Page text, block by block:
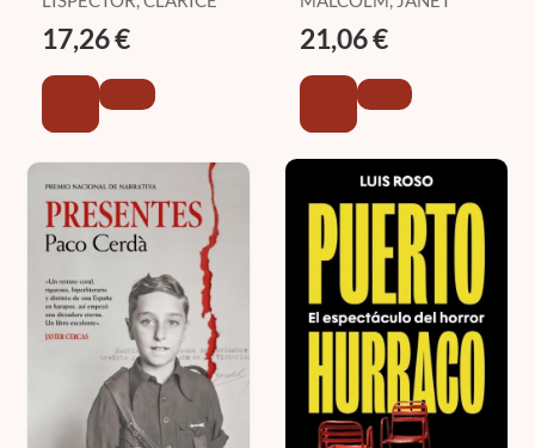
17,26 € 21,06 €